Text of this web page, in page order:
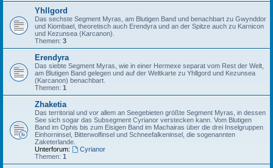
Yhllgord
Das sechste Segment Myras, am Blutigen Band und benachbart zu Gwynddor
und Kiombael, theoretisch auch Erendyra und an der Spitze auch zu Karnicon
und Kezunsea (Karcanon).
Themen: 3
Erendyra
Das siebte Segment Myras, wie in einer Hermexe separat vom Rest der Welt,
am Blutigen Band gelegen und auf der Weltkarte zu Yhllgord und Kezunsea
(Karcanon) benachbart.
Themen: 1
Zhaketia
Das territorial und vor allem an Seegebieten größte Segment Myras, in dessen
See sich sogar das Subsegment Cyrianor verstecken kann. Vom Blutigen
Band im Ophis bis zum Eisigen Band im Machairas über die drei Inselgruppen
Einhorninsel, Bitterwolfinsel und Schneefalkeninsel, die sogenannten
Zaketerlande.
Unterforum:
Cyrianor
Themen: 1